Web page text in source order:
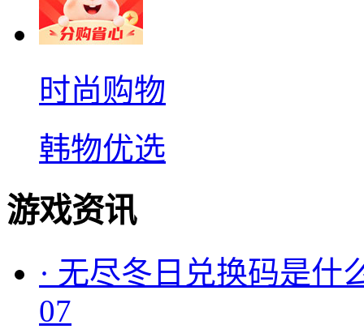
时尚购物
韩物优选
游戏资讯
· 无尽冬日兑换码是什
07